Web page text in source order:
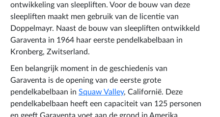
ontwikkeling van sleepliften. Voor de bouw van deze
sleepliften maakt men gebruik van de licentie van
Doppelmayr. Naast de bouw van sleepliften ontwikkeld
Garaventa in 1964 haar eerste pendelkabelbaan in
Kronberg, Zwitserland.
Een belangrijk moment in de geschiedenis van
Garaventa is de opening van de eerste grote
pendelkabelbaan in Squaw Valley, Californië. Deze
pendelkabelbaan heeft een capaciteit van 125 personen
en geeft Garaventa voet aan de grond in Amerika.